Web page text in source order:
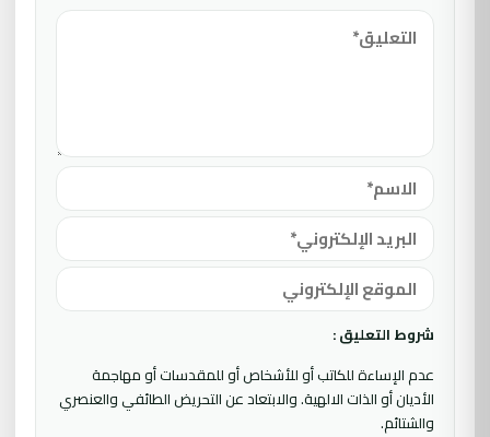
شروط التعليق :
عدم الإساءة للكاتب أو للأشخاص أو للمقدسات أو مهاجمة
الأديان أو الذات الالهية. والابتعاد عن التحريض الطائفي والعنصري
والشتائم.